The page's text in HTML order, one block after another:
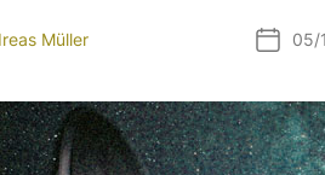
Müller 05/